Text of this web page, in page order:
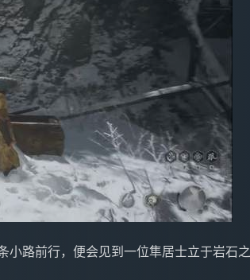
小路前行，便会见到一位隼居士立于岩石之